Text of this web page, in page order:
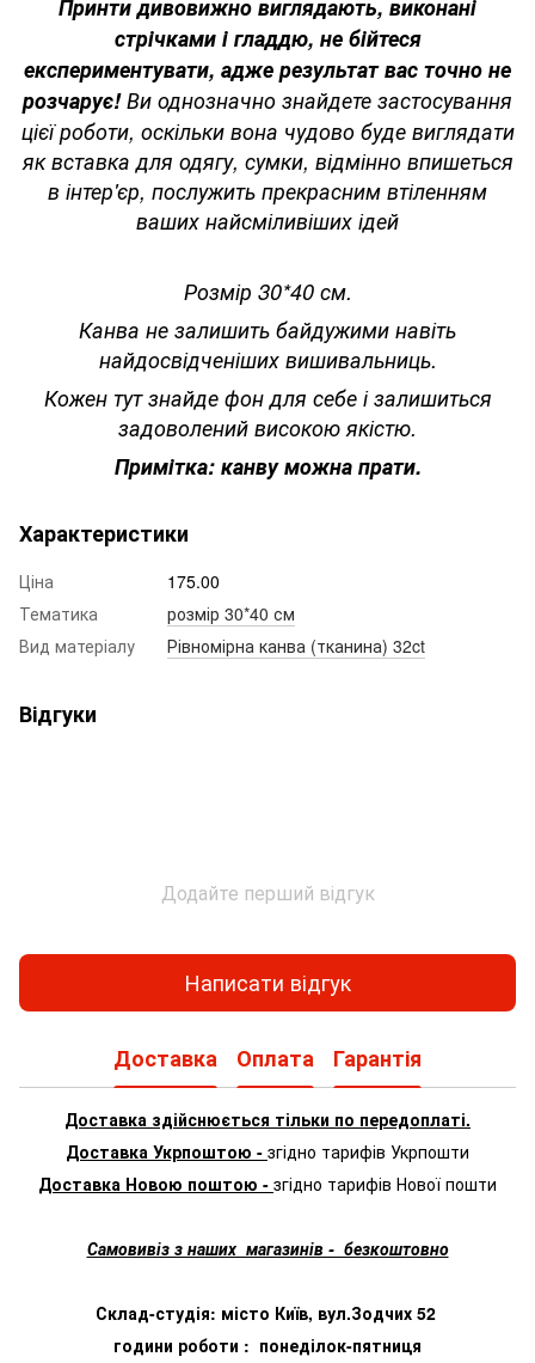
Принти дивовижно виглядають, виконані
стрічками і гладдю, не бійтеся
експериментувати, адже результат вас точно не
розчарує! Ви однозначно знайдете застосування
цієї роботи, оскільки вона чудово буде виглядати
як вставка для одягу, сумки, відмінно впишеться
в інтер'єр, послужить прекрасним втіленням
ваших найсміливіших ідей
Розмір 30*40 см.
Канва не залишить байдужими навіть
найдосвідченіших вишивальниць.
Кожен тут знайде фон для себе і залишиться
задоволений високою якістю.
Примітка: канву можна прати.
Характеристики
Ціна
175.00
Тематика
розмір 30*40 см
Вид матеріалу
Рівномірна канва (тканина) 32ct
Відгуки
Додайте перший відгук
Написати відгук
Доставка Оплата Гарантія
Доставка здійснюється тільки по передоплаті.
Доставка Укрпоштою - згідно тарифів Укрпошти
Доставка Новою поштою - згідно тарифів Нової пошти
Самовивіз з наших магазинів - безкоштовно
Склад-студія: місто Київ, вул.Зодчих 52
години роботи : понеділок-пятниця